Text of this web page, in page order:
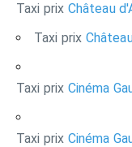
Taxi prix Château
Taxi prix
Taxi prix Cinéma
Taxi prix Cinéma